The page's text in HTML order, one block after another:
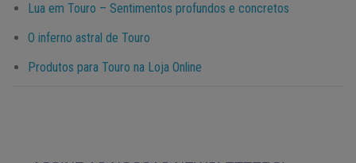
Lua em Touro – Sentimentos profundos e concretos
O inferno astral de Touro
Produtos para Touro na Loja Online